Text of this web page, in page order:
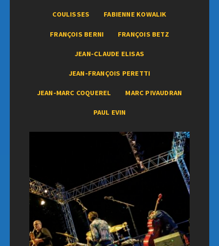
COULISSES FABIENNE KOWALIK
FRANÇOIS BERNI FRANÇOIS BETZ
JEAN-CLAUDE ELISAS
JEAN-FRANÇOIS PERETTI
JEAN-MARC COQUEREL MARC PIVAUDRAN
PAUL EVIN